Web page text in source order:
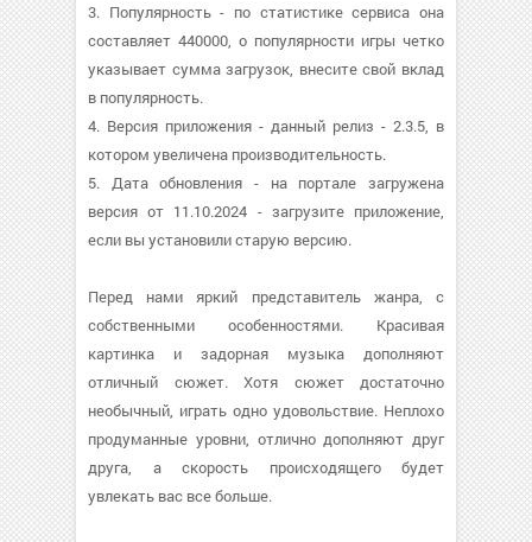
3. Популярность - по статистике сервиса она
составляет 440000, о популярности игры четко
указывает сумма загрузок, внесите свой вклад
в популярность.
4. Версия приложения - данный релиз - 2.3.5, в
котором увеличена производительность.
5. Дата обновления - на портале загружена
версия от 11.10.2024 - загрузите приложение,
если вы установили старую версию.
Перед нами яркий представитель жанра, с
собственными особенностями. Красивая
картинка и задорная музыка дополняют
отличный сюжет. Хотя сюжет достаточно
необычный, играть одно удовольствие. Неплохо
продуманные уровни, отлично дополняют друг
друга, а скорость происходящего будет
увлекать вас все больше.